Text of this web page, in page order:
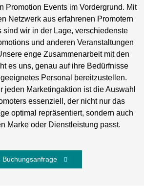
Promotion Events im Vordergrund. Mit
Netzwerk aus erfahrenen Promotern
sind wir in der Lage, verschiedenste
und anderen Veranstaltungen
enge Zusammenarbeit mit den
es uns, genau auf ihre Bedürfnisse
Personal bereitzustellen.
jeden Marketingaktion ist die Auswahl
essenziell, der nicht nur das
optimal repräsentiert, sondern auch
Marke oder Dienstleistung passt.
Buchungsanfrage